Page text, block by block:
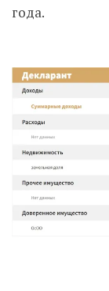
года.